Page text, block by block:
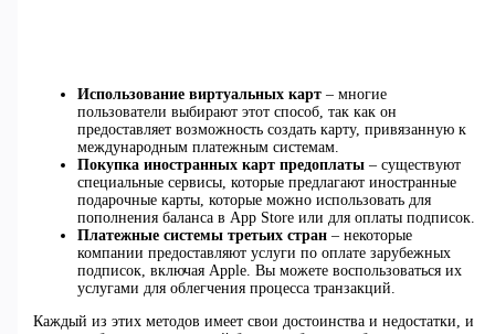
Использование виртуальных карт– многие
пользователи выбирают этот способ, так как он
предоставляет возможность создать карту, привязанную к
международным платежным системам.
Покупка иностранных карт предоплаты– существуют
специальные сервисы, которые предлагают иностранные
подарочные карты, которые можно использовать для
пополнения баланса в App Store или для оплаты подписок.
Платежные системы третьих стран– некоторые
компании предоставляют услуги по оплате зарубежных
подписок, включая Apple. Вы можете воспользоваться их
услугами для облегчения процесса транзакций.
Каждый из этих методов имеет свои достоинства и недостатки, и